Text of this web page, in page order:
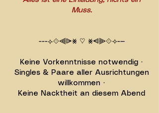
Muss.
---⟣⟐⫷⩥⨳ ♡ ⨳⩤⫸⟐⟢-—
Keine Vorkenntnisse notwendig ·
Singles & Paare aller Ausrichtungen
willkommen ·
Keine Nacktheit an diesem Abend